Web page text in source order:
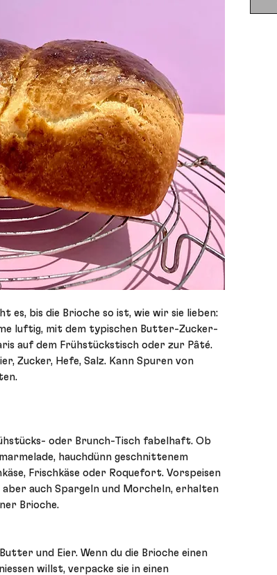
es, bis die Brioche so ist, wie wir sie lieben:
luftig, mit dem typischen Butter-Zucker-
auf dem Frühstückstisch oder zur Pâté.
Zucker, Hefe, Salz. Kann Spuren von
oder Brunch-Tisch fabelhaft. Ob
hauchdünn geschnittenem
Frischkäse oder Roquefort. Vorspeisen
auch Spargeln und Morcheln, erhalten
Brioche.
und Eier. Wenn du die Brioche einen
willst, verpacke sie in einen